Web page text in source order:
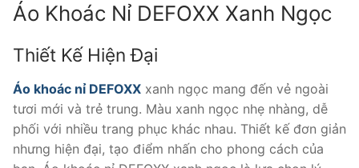
Áo Khoác Nỉ DEFOXX Xanh Ngọc
Thiết Kế Hiện Đại
Áo khoác nỉ DEFOXX xanh ngọc mang đến vẻ ngoài
tươi mới và trẻ trung. Màu xanh ngọc nhẹ nhàng, dễ
phối với nhiều trang phục khác nhau. Thiết kế đơn giản
nhưng hiện đại, tạo điểm nhấn cho phong cách của